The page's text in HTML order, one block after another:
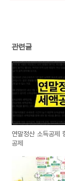
관련글
연말정산 소득공제
공제